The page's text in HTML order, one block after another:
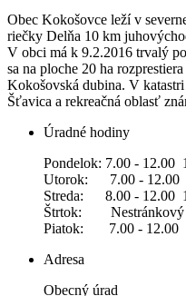
Obec Kokošovce leží v
riečky Delňa 10 km
V obci má k 9.2.2016 trvalý
sa na ploche 20 ha
Kokošovská dubina. V katastri
Šťavica a rekreačná oblasť
Úradné hodiny
Pondelok: 7.00 - 12.00
Utorok: 7.00 - 12.00
Streda: 8.00 - 12.00
Štrtok: Nestránkový
Piatok: 7.00 - 12.00
Adresa
Obecný úrad